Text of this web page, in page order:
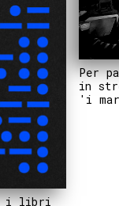
i libri
Per
in
'i